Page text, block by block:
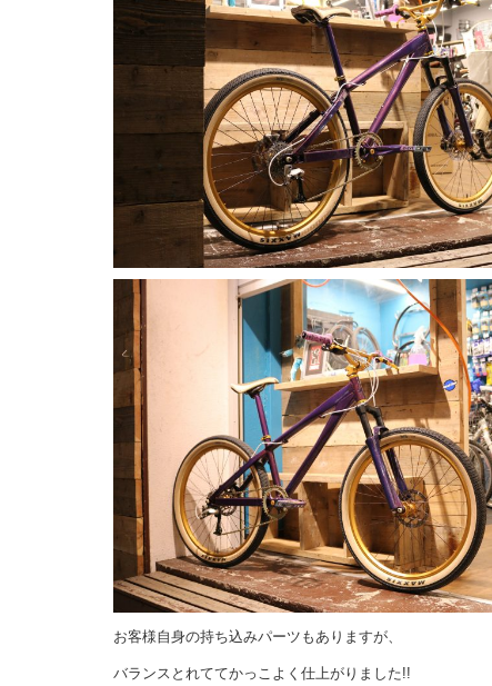
お客様自身の持ち込みパーツもありますが、
バランスとれててかっこよく仕上がりました!!